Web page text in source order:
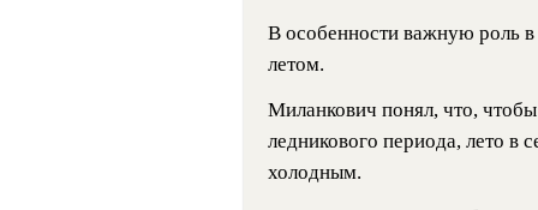
В особенности важную роль в
летом.
Миланкович понял, что,
ледникового периода, лето
холодным.